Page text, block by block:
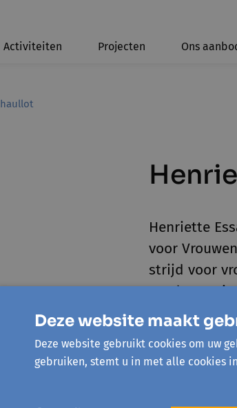
Activiteiten Projecten Ons
Henriette
voor
strijd voor
zonder
Deze website maakt
Deze website gebruikt cookies om uw
gebruiken, stemt u in met alle cookies